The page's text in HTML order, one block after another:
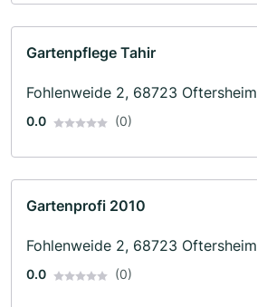
Gartenpflege Tahir
Fohlenweide 2, 68723 Oftersheim
0.0 (0)
Gartenprofi 2010
Fohlenweide 2, 68723 Oftersheim
0.0 (0)